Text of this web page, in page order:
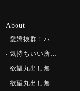
About
愛嬌抜群！ハ…
気持ちいい所…
欲望丸出し無…
欲望丸出し無…